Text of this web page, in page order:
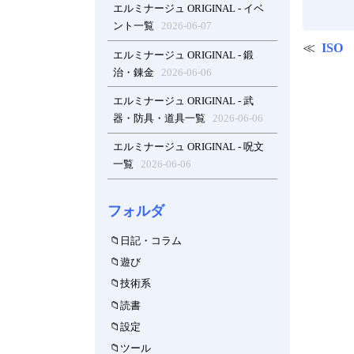
エルミナージュ ORIGINAL - イベ
ント一覧
2026-06-07
エルミナージュ ORIGINAL - 鍛
治・錬金
2026-06-06
エルミナージュ ORIGINAL - 武
器・防具・道具一覧
2026-06-06
エルミナージュ ORIGINAL - 呪文
一覧
2026-06-06
フォルダ
日記・コラム
遊び
技術系
読書
設定
ツール
ISO